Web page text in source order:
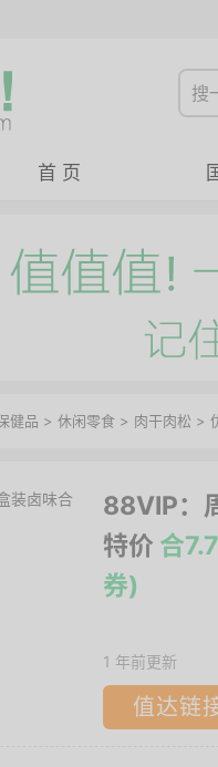
首 页
健品 > 休闲零食 > 肉干肉松 >
88VIP：
特价 合
券)
1 年前更新
值达链